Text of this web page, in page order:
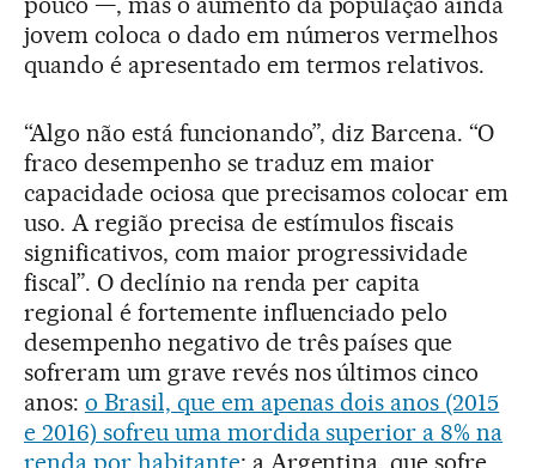
jovem coloca o dado em números vermelhos
quando é apresentado em termos relativos.
“Algo não está funcionando”, diz Barcena. “O
fraco desempenho se traduz em maior
capacidade ociosa que precisamos colocar em
uso. A região precisa de estímulos fiscais
significativos, com maior progressividade
fiscal”. O declínio na renda per capita
regional é fortemente influenciado pelo
desempenho negativo de três países que
sofreram um grave revés nos últimos cinco
anos: o Brasil, que em apenas dois anos (2015
e 2016) sofreu uma mordida superior a 8% na
renda por habitante; a Argentina, que sofre